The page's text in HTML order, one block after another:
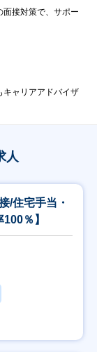
接対策で、サポー
キャリアアドバイザ
人
/住宅手当・
％】